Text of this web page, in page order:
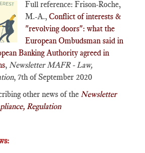
Full reference: Frison-Roche,
M.-A., Conflict of interests &
"revolving doors"​: what the
European Ombudsman said in
Banking Authority agreed in
, Newsletter MAFR - Law,
, 7th of September 2020
other news of the Newsletter
Regulation